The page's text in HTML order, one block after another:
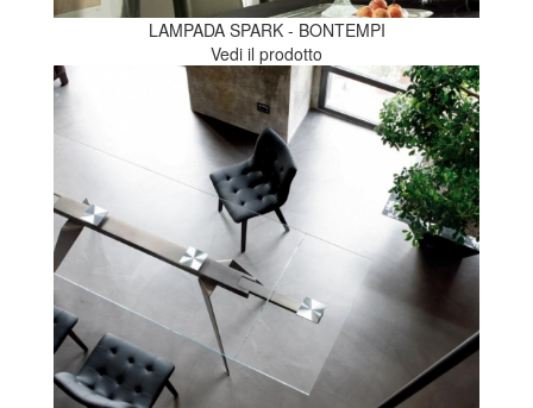
LAMPADA SPARK - BONTEMPI
Vedi il prodotto